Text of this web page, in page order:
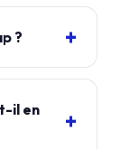
?
il en